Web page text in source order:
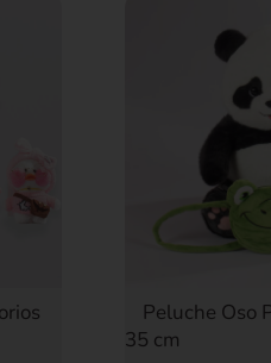
Peluche Oso
35 cm